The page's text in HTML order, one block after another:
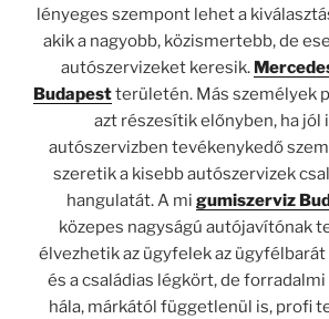
lényeges szempont lehet a
akik a nagyobb, közismertebb, de
autószervizeket keresik.
Budapestterületén. Más személyek
azt részesítik előnyben, ha jól
autószervizben tevékenykedő
szeretik a kisebb autószervizek
hangulatát. A mi gumiszerviz
közepes nagyságú autójavítónak
élvezhetik az ügyfelek az
és a családias légkört, de
hála, márkától függetlenül is, profi